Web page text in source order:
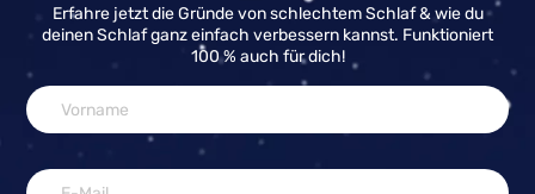
Erfahre jetzt die Gründe von schlechtem Schlaf & wie du
deinen Schlaf ganz einfach verbessern kannst. Funktioniert
100 % auch für dich!